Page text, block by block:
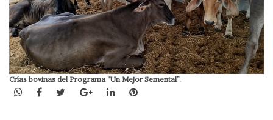
Crías bovinas del Programa “Un Mejor Semental”.
WhatsApp
Facebook
TwitterGoogle+LinkedInPinterest